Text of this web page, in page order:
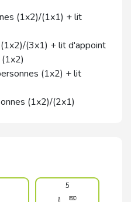
(1x2)/(1x1) + lit
(3x1) + lit d'appoint
(1x2) + lit
(1x2)/(2x1)
5